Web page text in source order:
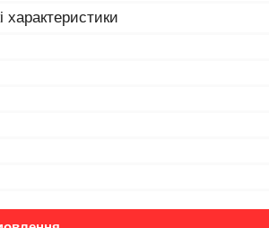
характеристики